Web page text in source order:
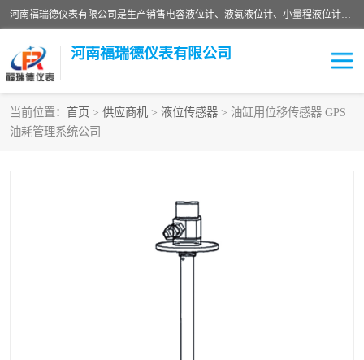
河南福瑞德仪表有限公司是生产销售电容液位计、液氨液位计、小量程液位计定制、智能锅炉水位计、液氮液位计等；并在产品开发、研制的过程中，吸取国内外仪器仪表的技术精华，建立了一支高、精、尖的科研开发队伍，使产品性能不断升级。
河南福瑞德仪表有限公司
当前位置： 首页 > 供应商机 > 液位传感器 > 油缸用位移传感器 GPS
油耗管理系统公司
液位计
液氮液位计